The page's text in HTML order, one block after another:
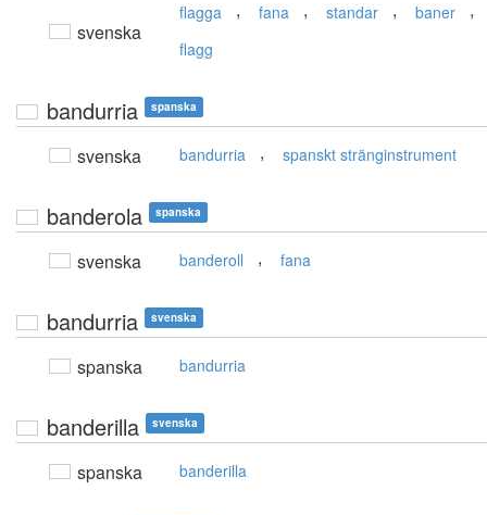
svenska
flagga , fana , standar , baner ,
flagg
bandurria spanska
svenska bandurria , spanskt stränginstrument
banderola spanska
svenska banderoll , fana
bandurria svenska
spanska bandurria
banderilla svenska
spanska banderilla